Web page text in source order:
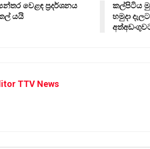
වෙළඳ ප්‍රදර්ශනය
යයි
කල්පිටිය
හමුදා
TTV News